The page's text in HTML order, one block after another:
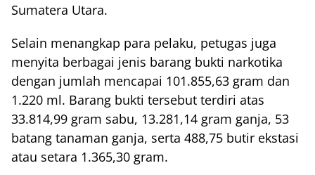
Sumatera Utara.
Selain menangkap para pelaku, petugas juga
menyita berbagai jenis barang bukti narkotika
dengan jumlah mencapai 101.855,63 gram dan
1.220 ml. Barang bukti tersebut terdiri atas
33.814,99 gram sabu, 13.281,14 gram ganja, 53
batang tanaman ganja, serta 488,75 butir ekstasi
atau setara 1.365,30 gram.